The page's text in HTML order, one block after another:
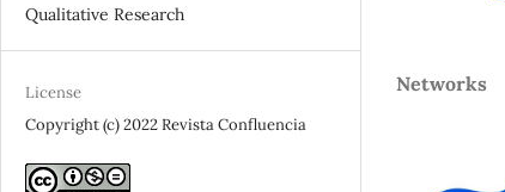
Qualitative Research
License
Copyright (c) 2022 Revista Confluencia
Networks